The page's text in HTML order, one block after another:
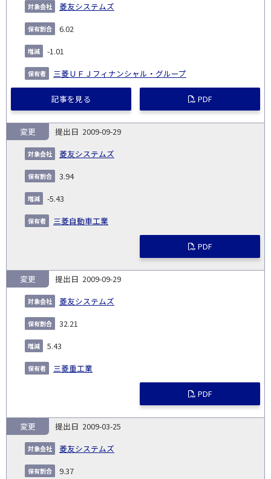
菱友システムズ
6.02
-1.01
三菱ＵＦＪフィナンシャル・グループ
記事を見る PDF
2009-09-29
菱友システムズ
変更
3.94
-5.43
三菱自動車工業
PDF
2009-09-29
菱友システムズ
変更
32.21
5.43
三菱重工業
PDF
2009-03-25
菱友システムズ
変更
9.37